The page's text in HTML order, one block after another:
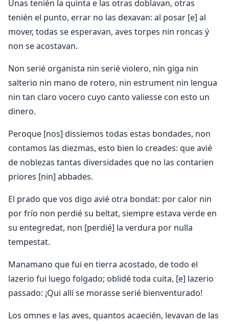
Unas tenién la quinta e las otras doblavan, otras
tenién el punto, errar no las dexavan: al posar [e] al
mover, todas se esperavan, aves torpes nin roncas ý
non se acostavan.
Non serié organista nin serié vïolero, nin giga nin
salterio nin mano de rotero, nin estrument nin lengua
nin tan claro vocero cuyo canto valiesse con esto un
dinero.
Peroque [nos] dissiemos todas estas bondades, non
contamos las diezmas, esto bien lo creades: que avié
de noblezas tantas diversidades que no las contarien
priores [nin] abbades.
El prado que vos digo avié otra bondat: por calor nin
por frío non perdié su beltat, siempre estava verde en
su entegredat, non [perdié] la verdura por nulla
tempestat.
Manamano que fui en tierra acostado, de todo el
lazerio fui luego folgado; oblidé toda cuita, [e] lazerio
passado: ¡Qui allí se morasse serié bienventurado!
Los omnes e las aves, quantos acaecién, levavan de las